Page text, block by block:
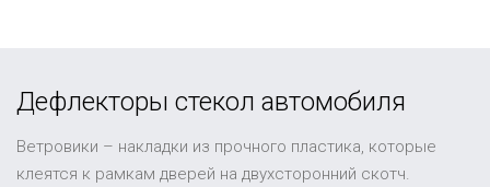
Дефлекторы стекол автомобиля
Ветровики – накладки из прочного пластика, которые
клеятся к рамкам дверей на двухсторонний скотч.